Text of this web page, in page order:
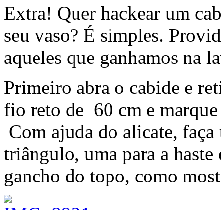
Extra! Quer hackear um
seu vaso? É simples.
aqueles que ganhamos na
Primeiro abra o cabide e
fio reto de 60 cm e
Com ajuda do alicate,
triângulo, uma para a
gancho do topo, como